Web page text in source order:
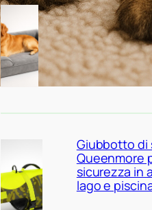
Cuccia
Blomfy per
comodo per
schiena e
Giubbotto di
Queenmore
sicurezza in
lago e